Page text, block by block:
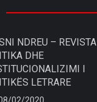
NDREU – REVISTA
DHE
I
LETRARE